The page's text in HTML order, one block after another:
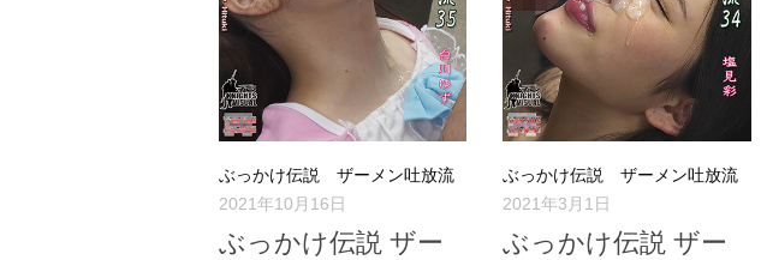
ぶっかけ伝説 ザーメン吐放流
2021年10月16日
ぶっかけ伝説 ザー
ぶっかけ伝説 ザーメン吐放流
2021年3月1日
ぶっかけ伝説 ザー